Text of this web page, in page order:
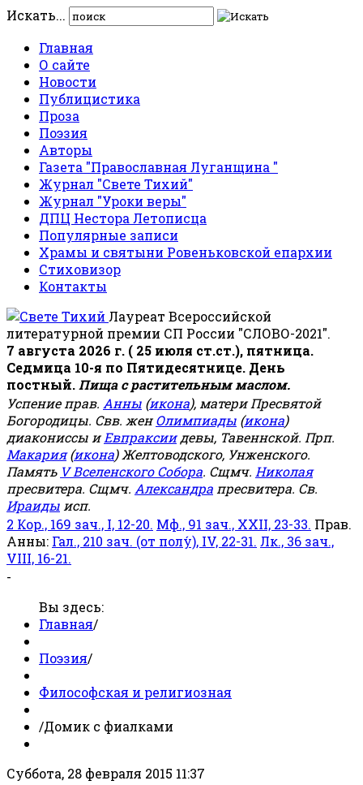
Искать...
Главная
О сайте
Новости
Публицистика
Проза
Поэзия
Авторы
Газета "Православная Луганщина "
Журнал "Свете Тихий"
Журнал "Уроки веры"
ДПЦ Нестора Летописца
Популярные записи
Храмы и святыни Ровеньковской епархии
Стиховизор
Контакты
Лауреат Всероссийской
литературной премии СП России "СЛОВО-2021".
7 августа 2026 г. ( 25 июля ст.ст.), пятница.
Седмица 10-я по Пятидесятнице. День
постный. Пища с растительным маслом.
Успение прав. Анны (икона), матери Пресвятой
Богородицы. Свв. женОлимпиады (икона)
диакониссы иЕвпраксиидевы, Тавеннской. Прп.
Макария(икона) Желтоводского, Унженского.
Память V Вселенского Собора. Сщмч. Николая
пресвитера. Сщмч. Александра пресвитера. Св.
Ираиды исп.
2 Кор., 169 зач., I, 12-20. Мф., 91 зач., XXII, 23-33. Прав.
Анны: Гал., 210 зач. (от полу́), IV, 22-31. Лк., 36 зач.,
VIII, 16-21.
-
Вы здесь:
Главная/
Поэзия/
Философская и религиозная
/Домик с фиалками
Суббота, 28 февраля 2015 11:37